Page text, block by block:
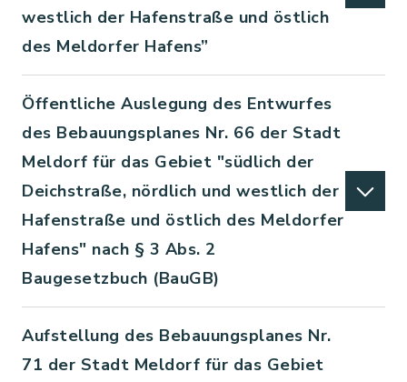
westlich der Hafenstraße und östlich
des Meldorfer Hafens”
Öffentliche Auslegung des Entwurfes
des Bebauungsplanes Nr. 66 der Stadt
Meldorf für das Gebiet "südlich der
Deichstraße, nördlich und westlich der
Hafenstraße und östlich des Meldorfer
Hafens" nach § 3 Abs. 2
Baugesetzbuch (BauGB)
Aufstellung des Bebauungsplanes Nr.
71 der Stadt Meldorf für das Gebiet